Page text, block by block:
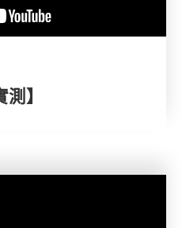
】